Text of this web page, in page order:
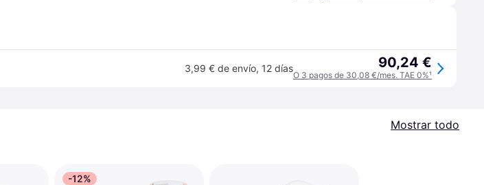
3,99 € de envío, 12 días 90,24 €
O 3 pagos de 30,08 €/mes. TAE 0%¹
Mostrar todo
-12%